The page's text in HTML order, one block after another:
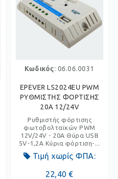
Κωδικός: 06.06.0031
EPEVER LS2024EU PWM
ΡΥΘΜΙΣΤΗΣ ΦΟΡΤΙΣΗΣ
20A 12/24V
Ρυθμιστής φόρτισης
φωτοβολταϊκών PWM
12V/24V - 20A Θύρα USB
5V-1,2A Κύρια φόρτιση-...
Τιμή χωρίς ΦΠΑ:
22,40 €